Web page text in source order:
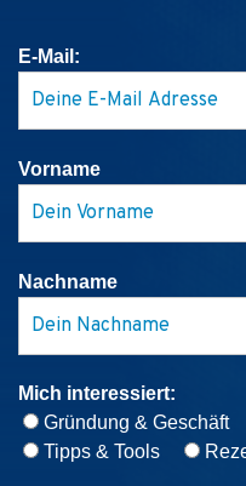
E-Mail:
Vorname
Nachname
Mich interessiert:
Gründung & Geschäft
Tipps & Tools